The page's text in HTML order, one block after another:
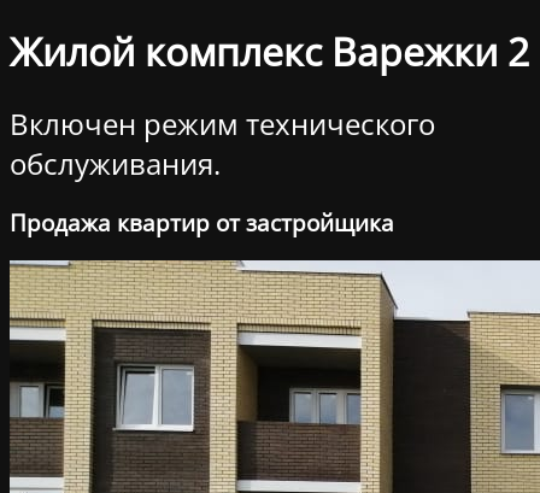
Жилой комплекс Варежки 2
Включен режим технического
обслуживания.
Продажа квартир от застройщика